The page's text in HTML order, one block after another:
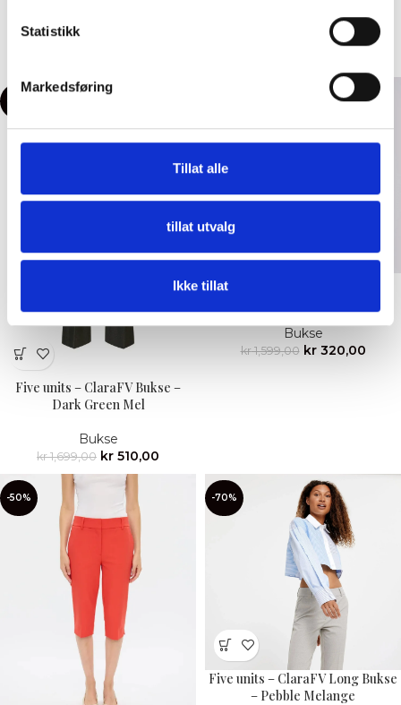
Statistikk
Markedsføring
Tillat alle
tillat utvalg
Ikke tillat
Five units – ClaraFV Bukse –
Dark Green Mel
Bukse
kr1,699,00 kr 510,00
Five units – ClaraFV Bukse
Bukse
kr1,599,00 kr320,00
-50% -70%
Five units – ClaraFV Long Bukse
– Pebble Melange